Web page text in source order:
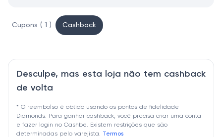
Cupons ( 1 ) Cashback
Desculpe, mas esta loja não tem cashback
de volta
* O reembolso é obtido usando os pontos de fidelidade
Diamonds. Para ganhar cashback, você precisa criar uma conta
e fazer login no Cashbe. Existem restrições que são
determinadas pelo varejista. Termos